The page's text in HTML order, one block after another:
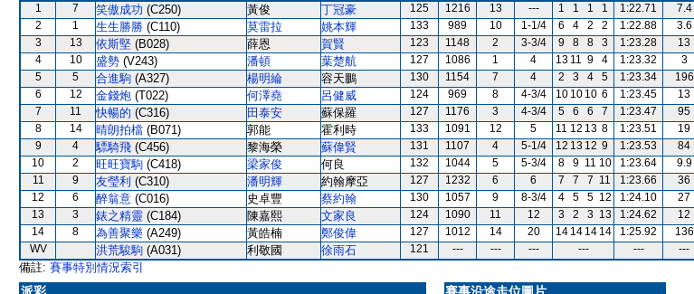
1 7 笑傲成功 (C250) 黃俊 丁冠豪 125 1216 13 --- 1 1 1 1 1:22.71
7.4
2
1 生生勝勝 (C110) 莫雷拉 姚本輝 133 989 10 1-1/4 6 4 2 2 1:22.88
3.6
3
13 依斯堅 (B028) 薛恩 賀賢 123 1148 2 3-3/4 9 8 8 3 1:23.28
13
4
10 盛勢 (V243) 潘頓 葉楚航 127 1086 1 4 13 11 9 4 1:23.32
3
5
5 合進駒 (A327) 楊明綸 容天鵬 130 1154 7 4 2 3 4 5 1:23.34
196
6
12 金錢炮 (T022) 何澤堯 呂健威 124 969 8 4-3/4 10 10 10 6 1:23.45
13
7
11 快暢的 (C316) 田泰安 蘇保羅 127 1176 3 4-3/4 5 6 6 7 1:23.47
95
8
14 晴朗拍檔 (B071) 郭能 霍利時 133 1091 12 5 11 12 13 8 1:23.51
19
9
4 驃騎飛 (C456) 黎海榮 蘇偉賢 131 1107 4 5-1/4 12 13 12 9 1:23.53
84
10
2 旺旺寶駒 (C418) 梁家俊 何良 132 1044 5 5-3/4 8 9 11 10 1:23.64
9.9
11
9 友瑩利 (C310) 潘明輝 約翰摩亞 127 1232 6 6 7 7 7 11 1:23.66
36
12
6 醉翁意 (C016) 史卓豐 蔡約翰 130 1057 9 8-3/4 4 5 5 12 1:24.10
27
13
3 錶之精靈 (C184) 陳嘉熙 文家良 124 1090 11 12 3 2 3 13 1:24.62
12
14
8 為善聚樂 (A249) 黃皓楠 鄭俊偉 127 1012 14 20 14 14 14 14 1:25.92
136
WV
洪荒駿駒 (A031) 利敬國 徐雨石 121 --- --- --- --- --- ---
備註: 賽事特別情況索引